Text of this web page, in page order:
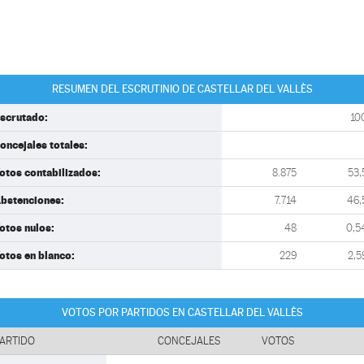
RESUMEN DEL ESCRUTINIO DE CASTELLAR DEL VALLÈS
totales:
contabilizados: 8.875
7.714
nulos: 48
en blanco: 229
VOTOS POR PARTIDOS EN CASTELLAR DEL VALLÈS
CONCEJALES VOTOS